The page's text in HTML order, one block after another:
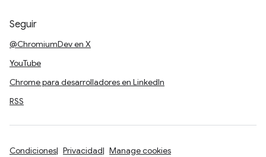
Seguir
@ChromiumDev en X
YouTube
Chrome para desarrolladores en LinkedIn
RSS
Condiciones Privacidad Manage cookies